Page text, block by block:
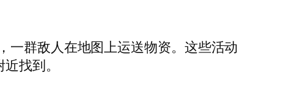
一群敌人在地图上运送物资。这些活动
找到。